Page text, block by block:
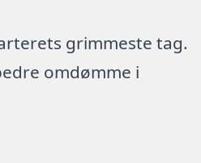
grimmeste tag.
omdømme i